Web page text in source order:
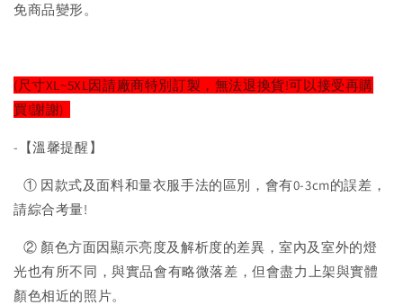
免商品變形。
(尺寸XL~5XL因請廠商特別訂製，無法退換貨!可以接受再購
買!謝謝)
-【溫馨提醒】
① 因款式及面料和量衣服手法的區別，會有0-3cm的誤差，
請綜合考量!
② 顏色方面因顯示亮度及解析度的差異，室內及室外的燈
光也有所不同，與實品會有略微落差，但會盡力上架與實體
顏色相近的照片。